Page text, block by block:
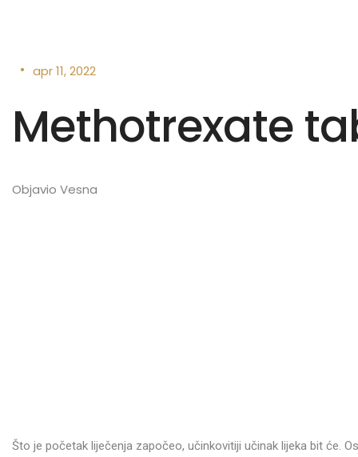
• apr 11, 2022
Methotrexate
Objavio Vesna
Što je početak liječenja započeo, učinkovitiji učinak lijeka bit će.